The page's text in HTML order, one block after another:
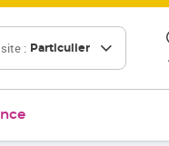
: Particulier